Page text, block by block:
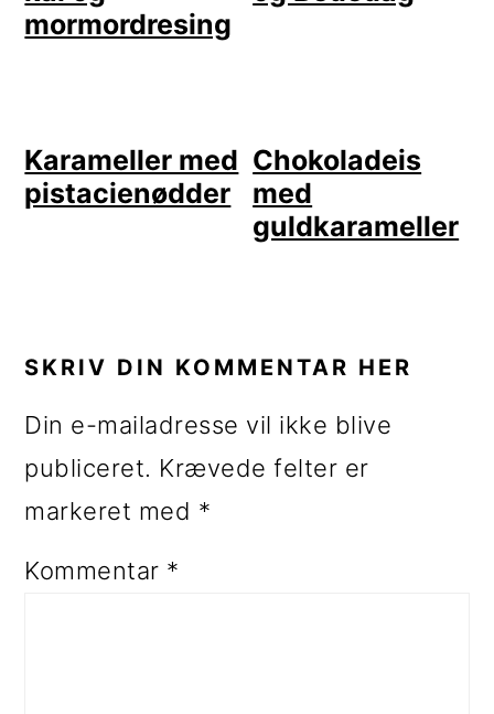
mormordresing
Karameller med
pistacienødder
Chokoladeis
med
guldkarameller
SKRIV DIN KOMMENTAR HER
Din e-mailadresse vil ikke blive
publiceret. Krævede felter er
markeret med *
Kommentar *